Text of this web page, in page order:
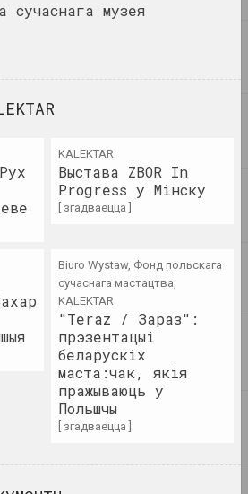
і
ў
Уладзімір Зяленскі ў
"выжыванцы" з арнаментам ад
Базловай
Chrysalis Mag, Аляксей Кузьміч
дзейнічаць: акцыянізм,
пэрформанс, актывізм.
2 акцыянізм vs
пэрформанс
публікацыя
booklet: "EVERY
сучаснага музея
KALEKTAR
Выстава ZBOR In
Progress у Мінску
[ згадваецца ]
Biuro Wystaw, Фонд польскага
сучаснага мастацтва,
KALEKTAR
"Teraz / Зараз":
прэзентацыі
беларускіх
маста:чак, якія
пражываюць у
Польшчы
[ згадваецца ]